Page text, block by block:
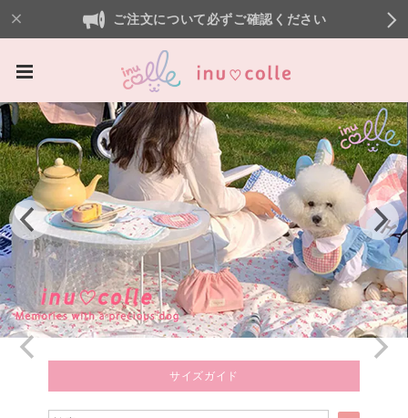
ご注文について必ずご確認ください
サイズガイド